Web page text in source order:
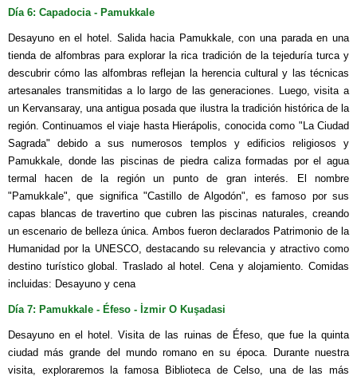
Día 6: Capadocia - Pamukkale
Desayuno en el hotel. Salida hacia Pamukkale, con una parada en una
tienda de alfombras para explorar la rica tradición de la tejeduría turca y
descubrir cómo las alfombras reflejan la herencia cultural y las técnicas
artesanales transmitidas a lo largo de las generaciones. Luego, visita a
un Kervansaray, una antigua posada que ilustra la tradición histórica de la
región. Continuamos el viaje hasta Hierápolis, conocida como "La Ciudad
Sagrada" debido a sus numerosos templos y edificios religiosos y
Pamukkale, donde las piscinas de piedra caliza formadas por el agua
termal hacen de la región un punto de gran interés. El nombre
"Pamukkale", que significa "Castillo de Algodón", es famoso por sus
capas blancas de travertino que cubren las piscinas naturales, creando
un escenario de belleza única. Ambos fueron declarados Patrimonio de la
Humanidad por la UNESCO, destacando su relevancia y atractivo como
destino turístico global. Traslado al hotel. Cena y alojamiento. Comidas
incluidas: Desayuno y cena
Día 7: Pamukkale - Éfeso - İzmir O Kuşadasi
Desayuno en el hotel. Visita de las ruinas de Éfeso, que fue la quinta
ciudad más grande del mundo romano en su época. Durante nuestra
visita, exploraremos la famosa Biblioteca de Celso, una de las más